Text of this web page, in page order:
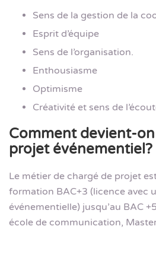
Sens de la gestion de la
Esprit d’équipe
Sens de l’organisation.
Enthousiasme
Optimisme
Créativité et sens de
Comment devient-
projet événementiel?
Le métier de chargé de projet
formation BAC+3 (licence avec
événementielle) jusqu’au BAC
école de communication,